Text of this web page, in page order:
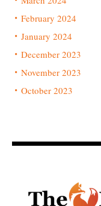
February 2024
January 2024
December 2023
November 2023
October 2023